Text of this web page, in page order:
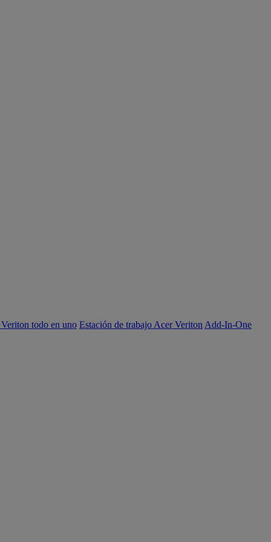
todo en uno Estación de trabajo Acer Veriton Add-In-One